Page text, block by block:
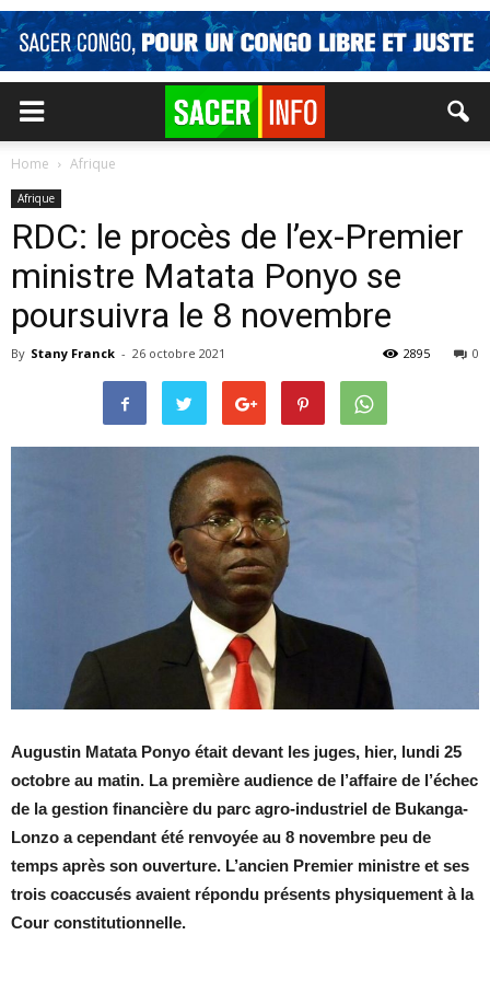
Home Afrique
Afrique
RDC: le procès de l’ex-Premier
ministre Matata Ponyo se
poursuivra le 8 novembre
By Stany Franck - 26 octobre 2021 0
2895
Augustin Matata Ponyo était devant les juges, hier, lundi 25
octobre au matin. La première audience de l’affaire de l’échec
de la gestion financière du parc agro-industriel de Bukanga-
Lonzo a cependant été renvoyée au 8 novembre peu de
temps après son ouverture. L’ancien Premier ministre et ses
trois coaccusés avaient répondu présents physiquement à la
Cour constitutionnelle.